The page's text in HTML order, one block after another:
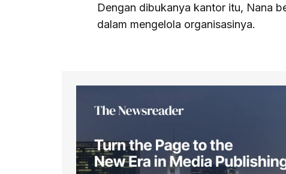
Dengan dibukanya kantor itu, Nana
dalam mengelola organisasinya.